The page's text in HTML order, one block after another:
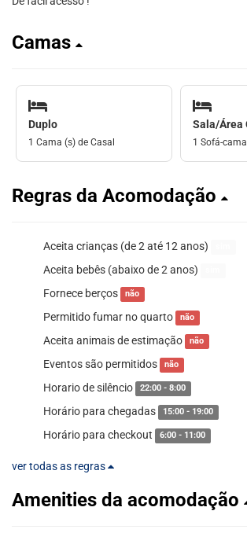
Camas
Duplo
1 Cama (s) de Casal
Sala/Área
1 Sofá-
Regras da Acomodação
Aceita crianças (de 2 até 12 anos)
Aceita bebês (abaixo de 2 anos)
Fornece berços não
Permitido fumar no quarto não
Aceita animais de estimação não
Eventos são permitidos não
Horario de silêncio 22:00 - 8:00
Horário para chegadas 15:00 - 19:00
Horário para checkout 6:00 - 11:00
ver todas as regras
Amenities da acomodação